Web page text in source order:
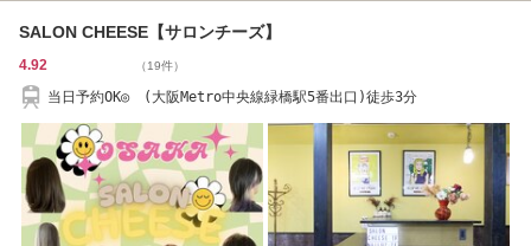
SALON CHEESE【サロンチーズ】
4.92 （19件）
当日予約OK◎ (大阪Metro中央線緑橋駅5番出口)徒歩3分